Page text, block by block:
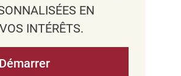
EN
INTÉRÊTS.
Démarrer